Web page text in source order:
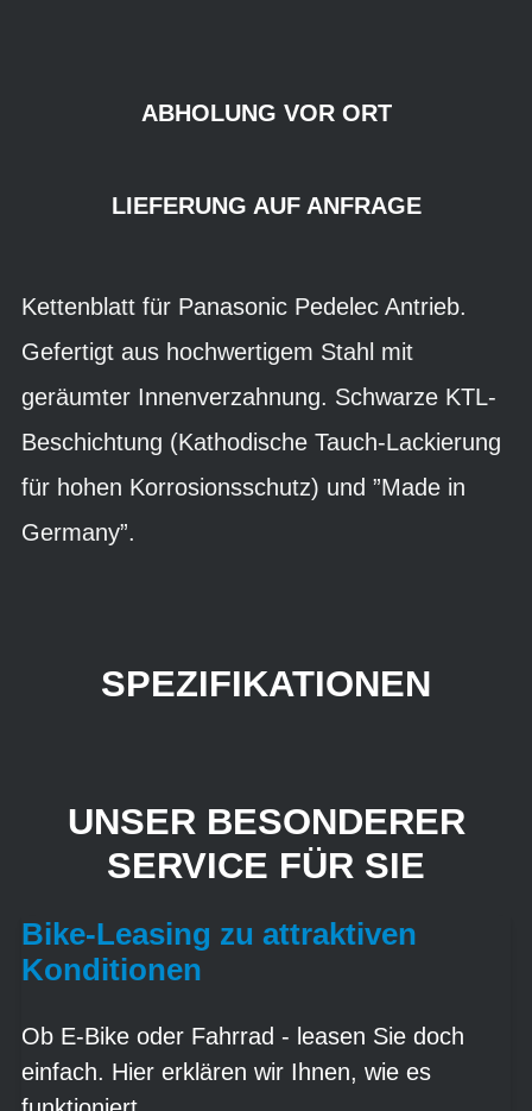
ABHOLUNG VOR ORT
LIEFERUNG AUF ANFRAGE
Kettenblatt für Panasonic Pedelec Antrieb.
Gefertigt aus hochwertigem Stahl mit
geräumter Innenverzahnung. Schwarze KTL-
Beschichtung (Kathodische Tauch-Lackierung
für hohen Korrosionsschutz) und ”Made in
Germany”.
SPEZIFIKATIONEN
UNSER BESONDERER
SERVICE FÜR SIE
Bike-Leasing zu attraktiven
Konditionen
Ob E-Bike oder Fahrrad - leasen Sie doch
einfach. Hier erklären wir Ihnen, wie es